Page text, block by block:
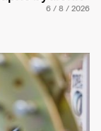
6 / 8 / 2026